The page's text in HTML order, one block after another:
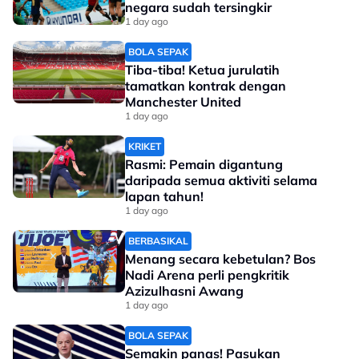
negara sudah tersingkir
1 day ago
BOLA SEPAK
Tiba-tiba! Ketua jurulatih
tamatkan kontrak dengan
Manchester United
1 day ago
KRIKET
Rasmi: Pemain digantung
daripada semua aktiviti selama
lapan tahun!
1 day ago
BERBASIKAL
Menang secara kebetulan? Bos
Nadi Arena perli pengkritik
Azizulhasni Awang
1 day ago
BOLA SEPAK
Semakin panas! Pasukan